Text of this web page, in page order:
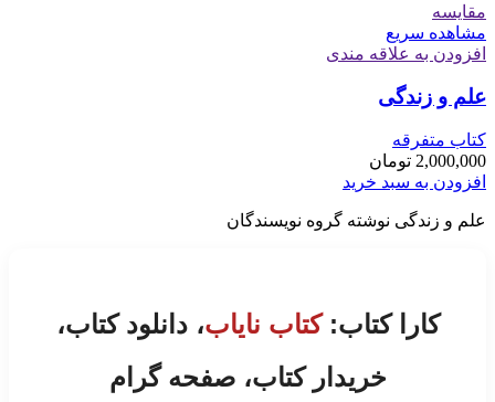
مقایسه
مشاهده سریع
افزودن به علاقه مندی
علم و زندگی
کتاب متفرقه
2,000,000 تومان
افزودن به سبد خرید
علم و زندگی نوشته گروه نویسندگان
کارا کتاب:کتاب نایاب، دانلود کتاب،
خریدار کتاب، صفحه گرام